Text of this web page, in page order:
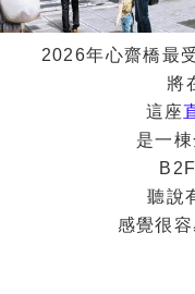
2026年心齋橋最
將
這座
是一
聽說
感覺很